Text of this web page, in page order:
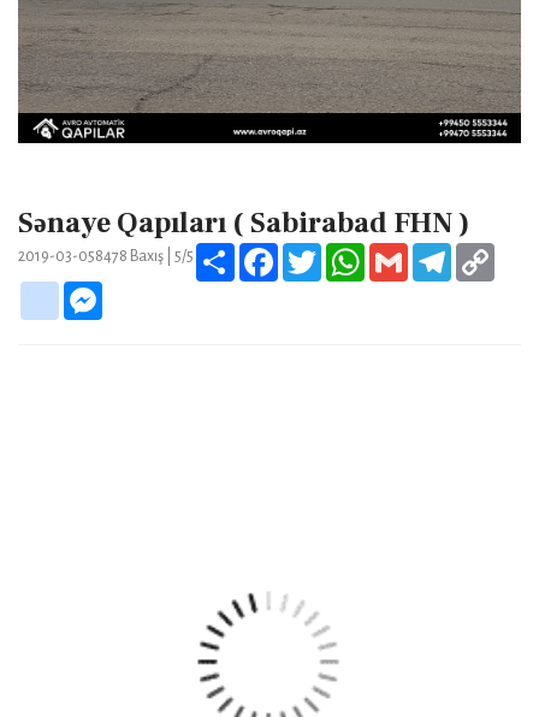
Sənaye Qapıları ( Sabirabad FHN )
2019-03-058478 Baxış | 5/5 Share FacebookTwitter WhatsApp
Gmail Telegram
google_bookmarks